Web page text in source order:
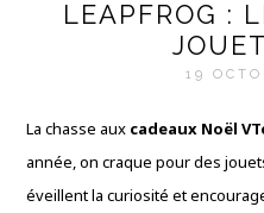
LEAPFROG :
19
La chasse aux cadeaux Noël
année, on craque pour des
éveillent la curiosité et